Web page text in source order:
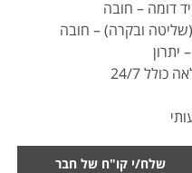
ובקרה) – חובה
24/7
שלח/י קו"ח של חבר